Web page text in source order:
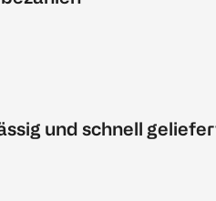
und schnell